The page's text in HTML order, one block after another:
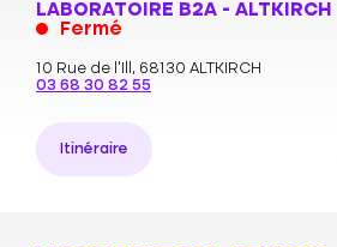
LABORATOIRE B2A - ALTKIRCH
Fermé
10 Rue de l'Ill, 68130 ALTKIRCH
03 68 30 82 55
Itinéraire